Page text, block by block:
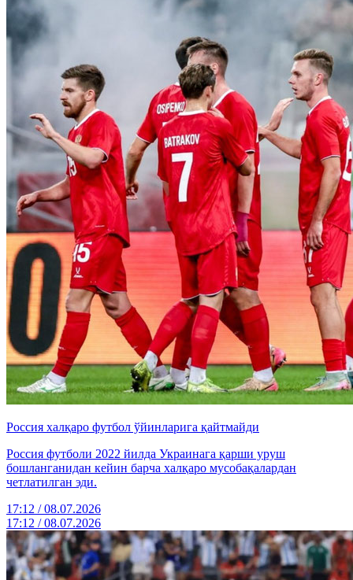
Россия халқаро футбол ўйинларига қайтмайди
Россия футболи 2022 йилда Украинага қарши уруш
бошланганидан кейин барча халқаро мусобақалардан
четлатилган эди.
17:12 / 08.07.2026
17:12 / 08.07.2026